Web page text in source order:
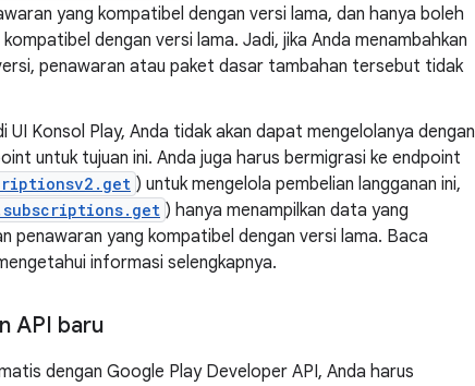
yang kompatibel dengan versi lama, dan hanya boleh
dengan versi lama. Jadi, jika Anda menambahkan
penawaran atau paket dasar tambahan tersebut tidak
Konsol Play, Anda tidak akan dapat mengelolanya dengan
untuk tujuan ini. Anda juga harus bermigrasi ke endpoint
) untuk mengelola pembelian langganan ini,
) hanya menampilkan data yang
penawaran yang kompatibel dengan versi lama. Baca
informasi selengkapnya.
API baru
dengan Google Play Developer API, Anda harus